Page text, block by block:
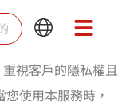
Main
Main
視客戶的隱私權且
使用本服務時，